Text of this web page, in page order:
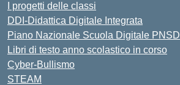
I progetti delle classi
DDI-Didattica Digitale Integrata
Piano Nazionale Scuola Digitale PNSD
Libri di testo anno scolastico in corso
Cyber-Bullismo
STEAM